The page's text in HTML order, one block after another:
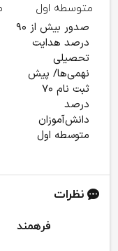
صدور بیش از ۹۰
درصد هدایت
تحصیلی
نهمی‌ها/ پیش
ثبت نام ۷۰
درصد
دانش‌آموزان
متوسطه اول
نظرات
فرهمند